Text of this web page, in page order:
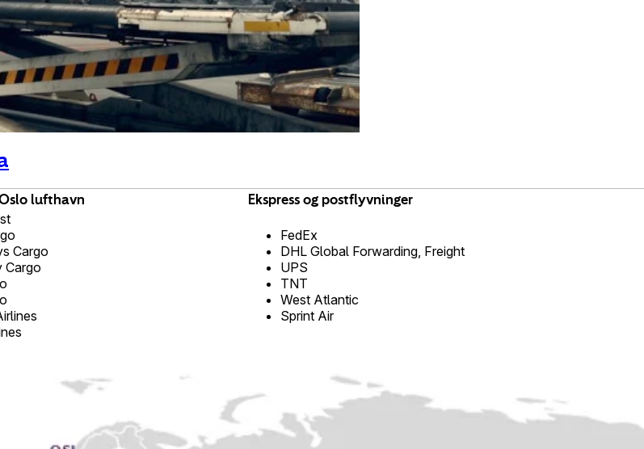
lufthavn
Ekspress og postflyvninger
Cargo
Cargo
FedEx
DHL Global Forwarding, Freight
UPS
TNT
West Atlantic
Sprint Air